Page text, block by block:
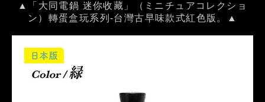
▲「大同電鍋 迷你收藏」（ミニチュアコレクショ
ン）轉蛋盒玩系列-台灣古早味款式紅色版。▲